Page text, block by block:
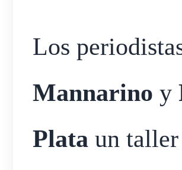
Los
Mannarino y
Plata un